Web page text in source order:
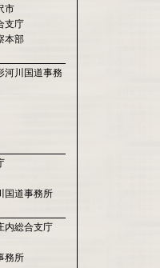
市
支庁
本部
川国道事務
国道事務所
内総合支庁
務所